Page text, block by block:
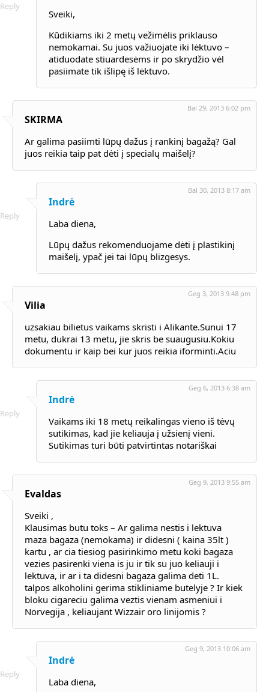
Reply
Sveiki,
Kūdikiams iki 2 metų vežimėlis priklauso
nemokamai. Su juos važiuojate iki lėktuvo –
atiduodate stiuardesėms ir po skrydžio vėl
pasiimate tik išlipę iš lėktuvo.
SKIRMA
Bal 29, 2013 6:02 pm
Ar galima pasiimti lūpų dažus į rankinį bagažą? Gal
juos reikia taip pat dėti į specialų maišelį?
Reply
Indrė
Bal 30, 2013 8:17 am
Laba diena,
Lūpų dažus rekomenduojame dėti į plastikinį
maišelį, ypač jei tai lūpų blizgesys.
Vilia
Geg 3, 2013 9:48 pm
uzsakiau bilietus vaikams skristi i Alikante.Sunui 17
metu, dukrai 13 metu, jie skris be suaugusiu.Kokiu
dokumentu ir kaip bei kur juos reikia iforminti.Aciu
Reply
Indrė
Geg 6, 2013 6:38 am
Vaikams iki 18 metų reikalingas vieno iš tėvų
sutikimas, kad jie keliauja į užsienį vieni.
Sutikimas turi būti patvirtintas notariškai
Evaldas
Geg 9, 2013 9:55 am
Sveiki ,
Klausimas butu toks – Ar galima nestis i lektuva
maza bagaza (nemokama) ir didesni ( kaina 35lt )
kartu , ar cia tiesiog pasirinkimo metu koki bagaza
vezies pasirenki viena is ju ir tik su juo keliauji i
lektuva, ir ar i ta didesni bagaza galima deti 1L.
talpos alkoholini gerima stikliniame butelyje ? Ir kiek
bloku cigareciu galima veztis vienam asmeniui i
Norvegija , keliaujant Wizzair oro linijomis ?
Reply
Indrė
Geg 9, 2013 10:06 am
Laba diena,